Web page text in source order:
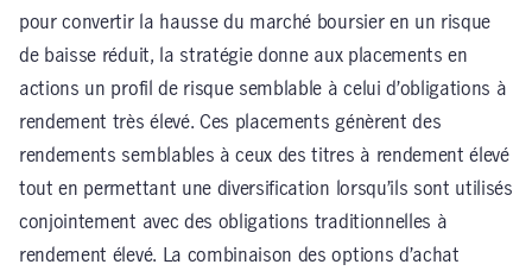
pour convertir la hausse du marché boursier en un risque
de baisse réduit, la stratégie donne aux placements en
actions un profil de risque semblable à celui d’obligations à
rendement très élevé. Ces placements génèrent des
rendements semblables à ceux des titres à rendement élevé
tout en permettant une diversification lorsqu’ils sont utilisés
conjointement avec des obligations traditionnelles à
rendement élevé. La combinaison des options d’achat